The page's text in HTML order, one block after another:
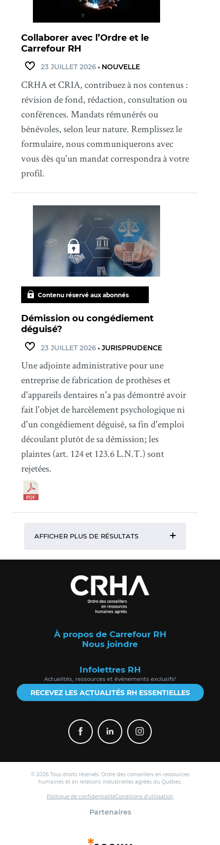
Collaborer avec l’Ordre et le
Carrefour RH
23 JUILLET 2026• NOUVELLE
CRHA et CRIA, contribuez à nos contenus :
révision de fond, rédaction, consultation ou
conférences. Mandats rémunérés ou
bénévoles, selon leur nature. Remplissez le
formulaire, nous communiquerons avec
vous dès qu'un mandat correspondra à votre
profil.
Contenu réservé aux abonnés
Démission ou congédiement
déguisé?
23 JUILLET 2026• JURISPRUDENCE
Une adjointe administrative pour une
entreprise de fabrication de prothèses et
d'appareils dentaires n'a pas démontré avoir
fait l'objet de harcèlement psychologique ni
d'un congédiement déguisé, sa fin d'emploi
découlant plutôt de sa démission; les
plaintes (art. 124 et 123.6 L.N.T.) sont
rejetées.
AFFICHER PLUS DE RÉSULTATS
À propos de Carrefour RH
Nous joindre
Infolettres RH
Actualités, ressources et événements exclusifs!
RECEVEZ LES ACTUALITÉS RH ESSENTIELLES
© 2026 Tous droits réservés. Ordre des conseillers en ressources
humaines et en relations industrielles agréés du Québec.
Politique de confidentialitéConditions d'utilisation
Partenaires